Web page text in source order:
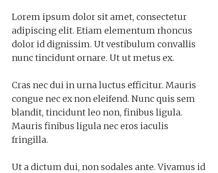
Lorem ipsum dolor sit amet, consectetur
adipiscing elit. Etiam elementum rhoncus
dolor id dignissim. Ut vestibulum convallis
nunc tincidunt ornare. Ut ut metus ex.
Cras nec dui in urna luctus efficitur. Mauris
congue nec ex non eleifend. Nunc quis sem
blandit, tincidunt leo non, finibus ligula.
Mauris finibus ligula nec eros iaculis
fringilla.
Ut a dictum dui, non sodales ante. Vivamus id